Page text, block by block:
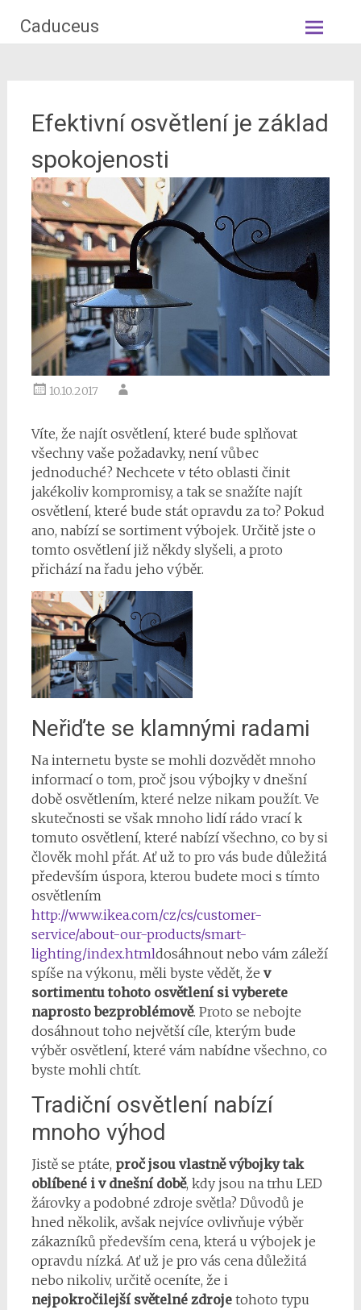
Caduceus
Skip
to
Efektivní osvětlení je základ
spokojenosti
10.10.2017
Víte, že najít osvětlení, které bude splňovat
všechny vaše požadavky, není vůbec
jednoduché? Nechcete v této oblasti činit
jakékoliv kompromisy, a tak se snažíte najít
osvětlení, které bude stát opravdu za to? Pokud
ano, nabízí se sortiment výbojek. Určitě jste o
tomto osvětlení již někdy slyšeli, a proto
přichází na řadu jeho výběr.
Neřiďte se klamnými radami
Na internetu byste se mohli dozvědět mnoho
informací o tom, proč jsou výbojky v dnešní
době osvětlením, které nelze nikam použít. Ve
skutečnosti se však mnoho lidí rádo vrací k
tomuto osvětlení, které nabízí všechno, co by si
člověk mohl přát. Ať už to pro vás bude důležitá
především úspora, kterou budete moci s tímto
osvětlením
http://www.ikea.com/cz/cs/customer-
service/about-our-products/smart-
lighting/index.htmldosáhnout nebo vám záleží
spíše na výkonu, měli byste vědět, že v
sortimentu tohoto osvětlení si vyberete
naprosto bezproblémově. Proto se nebojte
dosáhnout toho největší cíle, kterým bude
výběr osvětlení, které vám nabídne všechno, co
byste mohli chtít.
Tradiční osvětlení nabízí
mnoho výhod
Jistě se ptáte, proč jsou vlastně výbojky tak
oblíbené i v dnešní době, kdy jsou na trhu LED
žárovky a podobné zdroje světla? Důvodů je
hned několik, avšak nejvíce ovlivňuje výběr
zákazníků především cena, která u výbojek je
opravdu nízká. Ať už je pro vás cena důležitá
nebo nikoliv, určitě oceníte, že i
nejpokročilejší světelné zdrojetohoto typu